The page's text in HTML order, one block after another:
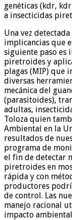
genéticas (kdr,
a insecticidas
Una vez
implicancias que
siguiente paso es
piretroides y
plagas (MIP) que
diversas
mecánica del
(parasitoides),
adultas,
Toloza quien
Ambiental en la
resultados de
programa de
el fin de detectar
piretroides en
rápida y con
productores
de control. Las
manejo racional
impacto